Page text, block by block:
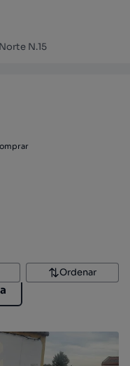
N.15
Ordenar